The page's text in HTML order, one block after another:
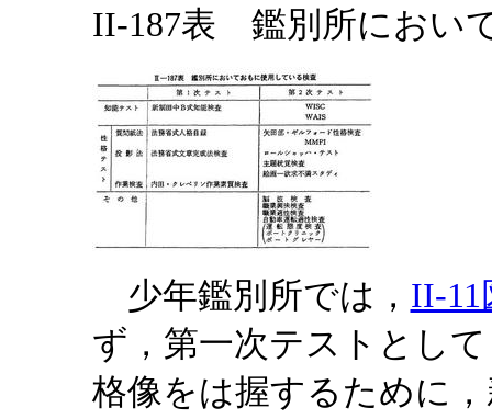
II-187表 鑑別所におい
少年鑑別所では， II-11
ず，第一次テストとし
格像をは握するために